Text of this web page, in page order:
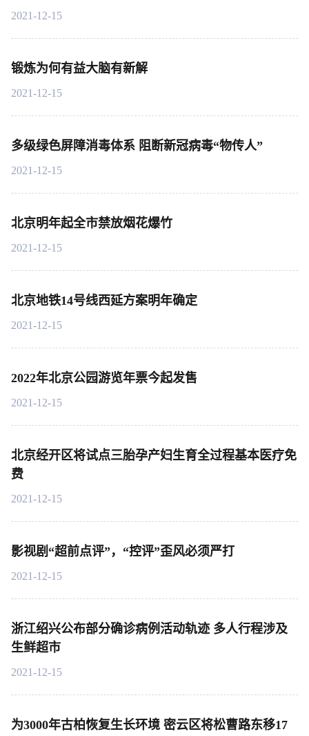
2021-12-15
锻炼为何有益大脑有新解
2021-12-15
多级绿色屏障消毒体系 阻断新冠病毒“物传人”
2021-12-15
北京明年起全市禁放烟花爆竹
2021-12-15
北京地铁14号线西延方案明年确定
2021-12-15
2022年北京公园游览年票今起发售
2021-12-15
北京经开区将试点三胎孕产妇生育全过程基本医疗免
费
2021-12-15
影视剧“超前点评”，“控评”歪风必须严打
2021-12-15
浙江绍兴公布部分确诊病例活动轨迹 多人行程涉及
生鲜超市
2021-12-15
为3000年古柏恢复生长环境 密云区将松曹路东移17